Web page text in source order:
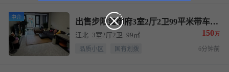
中介
出售步阳玺御府3室2厅2卫99平米带车位 售价150万
江北 3室2厅2卫 99㎡ 150万
品质小区 国有划拨 6分钟前